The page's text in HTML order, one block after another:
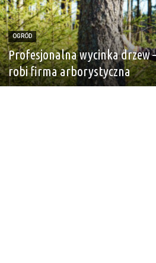
OGRÓD
Profesjonalna wycinka
robi firma arborystyczna